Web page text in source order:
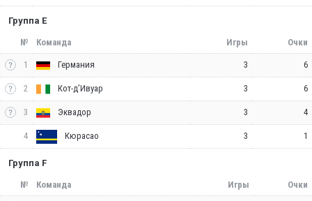
Группа E
№ Команда Игры Очки
1 Германия 3 6
2 Кот-д’Ивуар 3 6
3 Эквадор 3 4
4 Кюрасао 3 1
Группа F
№ Команда Игры Очки